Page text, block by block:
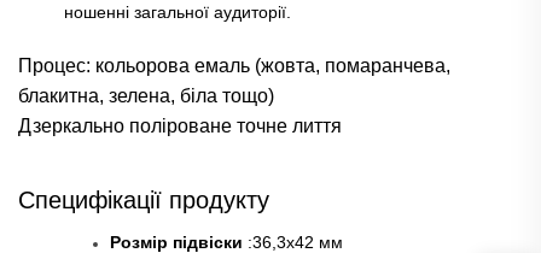
ношенні загальної аудиторії.
Процес: кольорова емаль (жовта, помаранчева,
блакитна, зелена, біла тощо)
Дзеркально поліроване точне лиття
Специфікації продукту
Розмір підвіски :36,3x42 мм